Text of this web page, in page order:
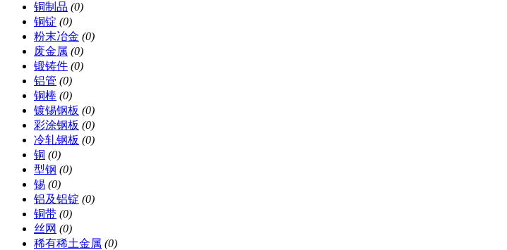
铜制品 (0)
铜锭 (0)
粉末冶金 (0)
废金属 (0)
锻铸件 (0)
铝管 (0)
铜棒 (0)
镀锡钢板 (0)
彩涂钢板 (0)
冷轧钢板 (0)
铜 (0)
型钢 (0)
锡 (0)
铝及铝锭 (0)
铜带 (0)
丝网 (0)
稀有稀土金属 (0)